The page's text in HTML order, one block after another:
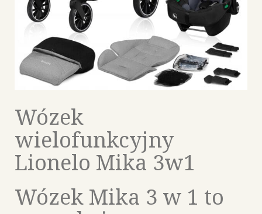
Wózek
wielofunkcyjny
Lionelo Mika 3w1
Wózek Mika 3 w 1 to